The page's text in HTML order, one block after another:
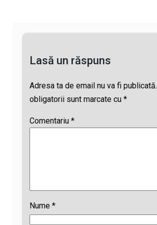
Lasă un răspuns
Adresa ta de email nu va fi publicată.
obligatorii sunt marcate cu *
Comentariu *
Nume *